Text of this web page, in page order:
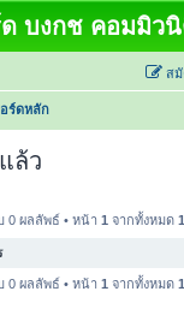
บงกช คอมมิว
ส
ร์ดหลัก
ล้ว
0 ผลลัพธ์ • หน้า 1 จากทั้งหมด 1
0 ผลลัพธ์ • หน้า 1 จากทั้งหมด 1